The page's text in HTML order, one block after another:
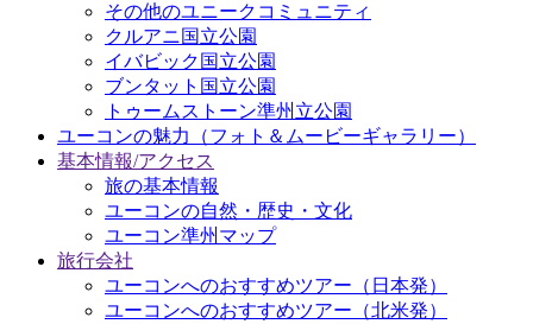
その他のユニークコミュニティ
クルアニ国立公園
イバビック国立公園
ブンタット国立公園
トゥームストーン準州立公園
ユーコンの魅力
（フォト＆ムービーギャラリー）
基本情報/アクセス
旅の基本情報
ユーコンの自然・歴史・文化
ユーコン準州マップ
旅行会社
ユーコンへのおすすめツアー（日本発）
ユーコンへのおすすめツアー（北米発）